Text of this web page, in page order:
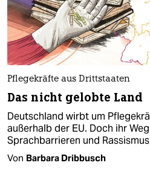
Pflegekräfte aus Drittstaaten
Das nicht gelobte Land
Deutschland wirbt um
außerhalb der EU. Doch ihr
Sprachbarrieren und
Von Barbara Dribbusch